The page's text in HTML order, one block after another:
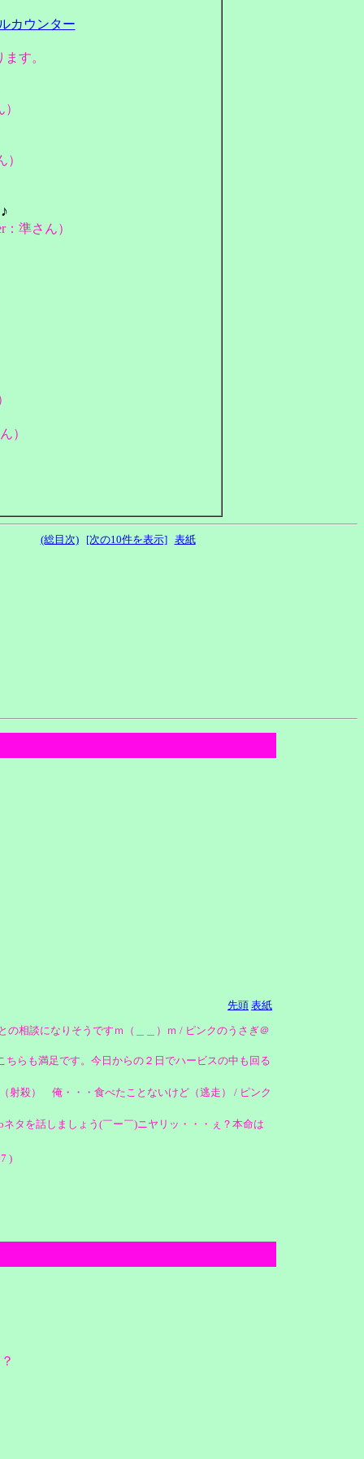
す。
準さん）
）
(総目次) [次の10件を表示] 表紙
先頭 表紙
相談になりそうですｍ（＿＿）ｍ / ピンクのうさぎ＠
らも満足です。今日からの２日でハービスの中も回る
射殺） 俺・・・食べたことないけど（逃走） / ピンク
タを話しましょう(￣ー￣)ニヤリッ・・・ぇ？本命は
)